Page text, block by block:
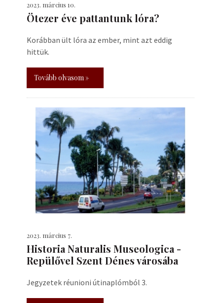
2023. március 10.
Ötezer éve pattantunk lóra?
Korábban ült lóra az ember, mint azt eddig
hittük.
Tovább olvasom »
2023. március 7.
Historia Naturalis Museologica -
Repülővel Szent Dénes városába
Jegyzetek réunioni útinaplómból 3.